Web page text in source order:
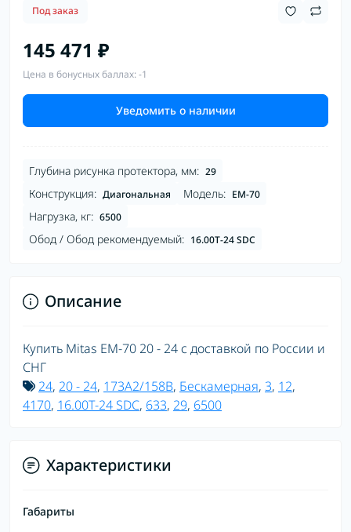
Под заказ
145 471 ₽
Цена в бонусных баллах: -1
Уведомить о наличии
Глубина рисунка протектора, мм: 29
Конструкция: Диагональная Модель: EM-70
Нагрузка, кг: 6500
Обод / Обод рекомендуемый: 16.00T-24 SDC
Описание
Купить Mitas EM-70 20 - 24 с доставкой по России и
СНГ
24, 20 - 24, 173A2/158B, Бескамерная, 3, 12,
4170, 16.00T-24 SDC, 633, 29, 6500
Характеристики
Габариты